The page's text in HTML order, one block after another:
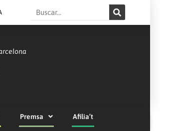
Search
Premsa Afilia’t